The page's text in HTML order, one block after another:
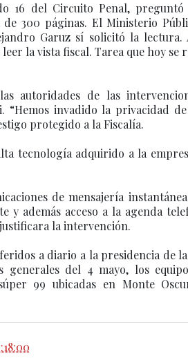
16 del Circuito Penal,
300 páginas. El Ministerio
Garuz sí solicitó la
la vista fiscal. Tarea que hoy se
autoridades de las
invadido la privacidad
protegido a la Fiscalía.
tecnología adquirido a la
de mensajería
y además acceso a la agenda
la intervención.
a diario a la presidencia de
generales del 4 mayo, los
99 ubicadas en Monte